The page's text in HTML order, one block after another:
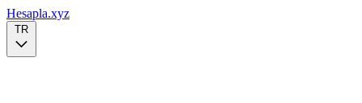
Hesapla.xyz
TR